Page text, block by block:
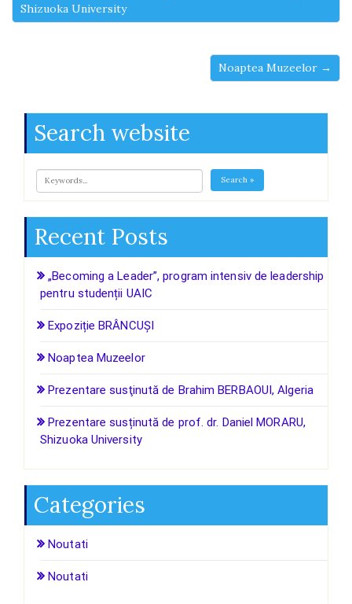
Shizuoka University
Noaptea Muzeelor →
Search website
Search »
Recent Posts
„Becoming a Leader”, program intensiv de leadership
pentru studenții UAIC
Expoziție BRÂNCUȘI
Noaptea Muzeelor
Prezentare susţinută de Brahim BERBAOUI, Algeria
Prezentare susținută de prof. dr. Daniel MORARU,
Shizuoka University
Categories
Noutati
Noutati